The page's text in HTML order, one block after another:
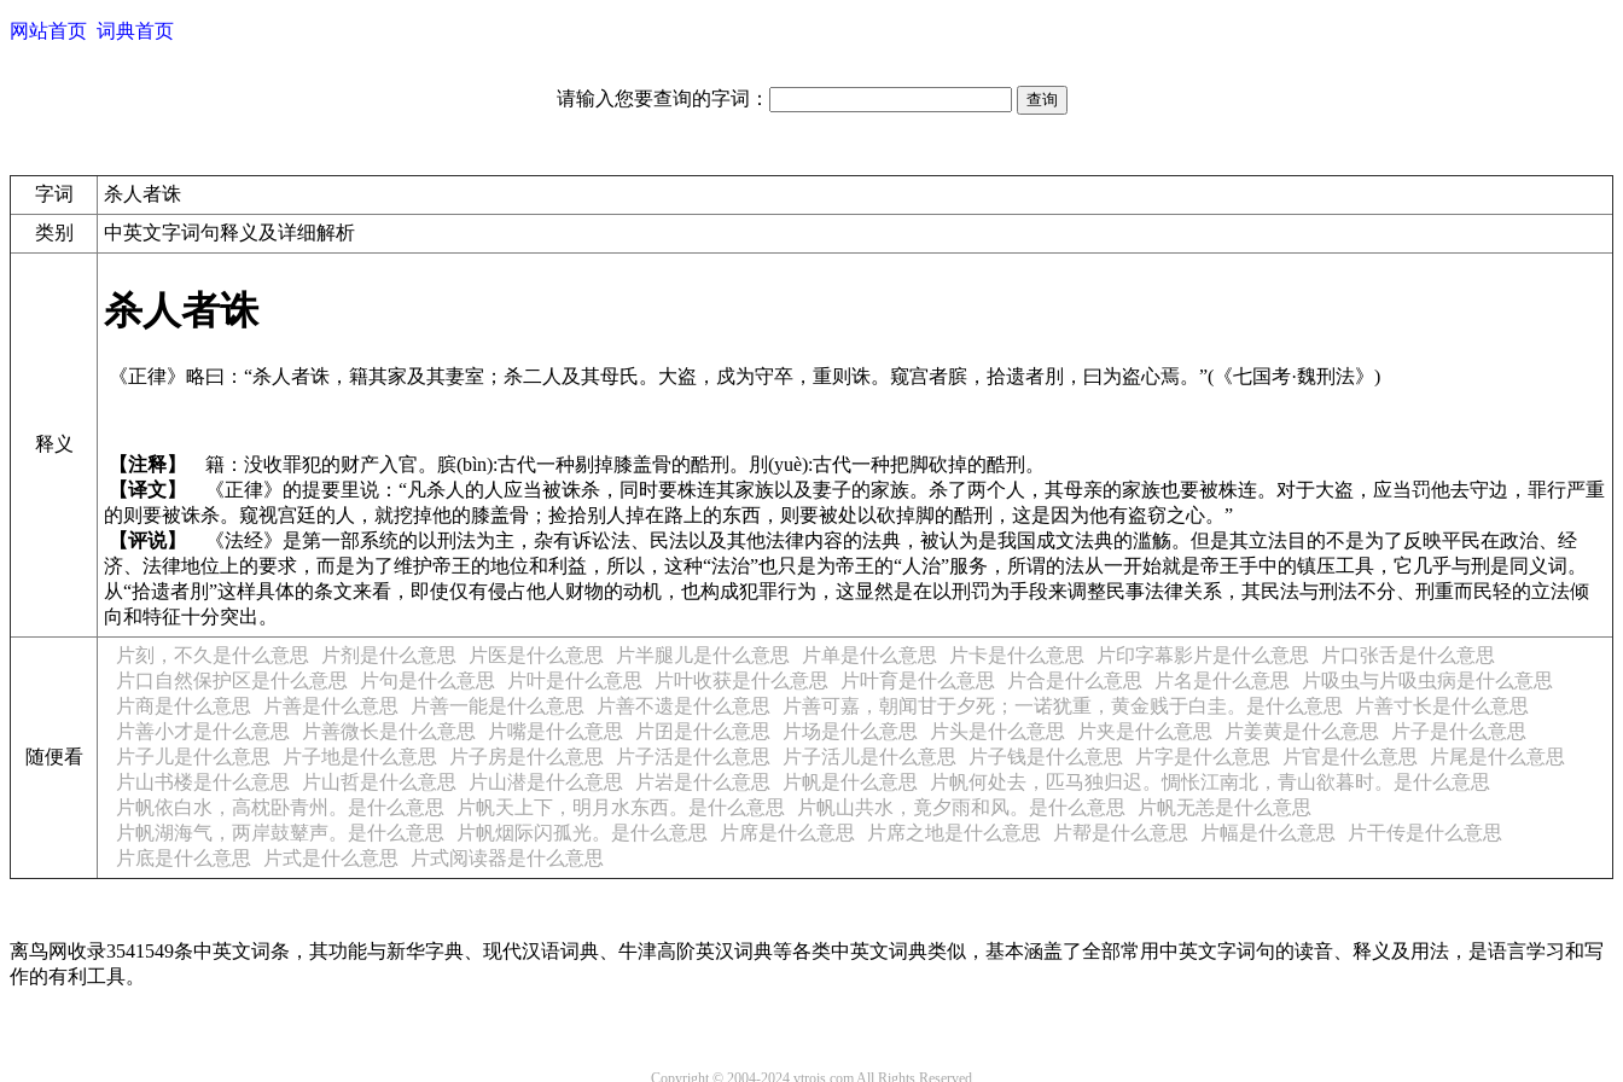
网站首页 词典首页
请输入您要查询的字词：
字词
杀人者诛
类别
中英文字词句释义及详细解析
释义
杀人者诛
《正律》略曰：“杀人者诛，籍其家及其妻室；杀二人及其母氏。大盗，戍为守卒，重则诛。窥宫者膑，拾遗者刖，曰为盗心焉。”(《七国考·魏刑法》)
【注释】
籍：没收罪犯的财产入官。膑(bìn):古代一种剔掉膝盖骨的酷刑。刖(yuè):古代一种把脚砍掉的酷刑。
【译文】
《正律》的提要里说：“凡杀人的人应当被诛杀，同时要株连其家族以及妻子的家族。杀了两个人，其母亲的家族也要被株连。对于大盗，应当罚他去守边，罪行严重
的则要被诛杀。窥视宫廷的人，就挖掉他的膝盖骨；捡拾别人掉在路上的东西，则要被处以砍掉脚的酷刑，这是因为他有盗窃之心。”
【评说】
《法经》是第一部系统的以刑法为主，杂有诉讼法、民法以及其他法律内容的法典，被认为是我国成文法典的滥觞。但是其立法目的不是为了反映平民在政治、经
济、法律地位上的要求，而是为了维护帝王的地位和利益，所以，这种“法治”也只是为帝王的“人治”服务，所谓的法从一开始就是帝王手中的镇压工具，它几乎与刑是同义词。
从“拾遗者刖”这样具体的条文来看，即使仅有侵占他人财物的动机，也构成犯罪行为，这显然是在以刑罚为手段来调整民事法律关系，其民法与刑法不分、刑重而民轻的立法倾
向和特征十分突出。
随便看
片刻，不久是什么意思 片剂是什么意思 片医是什么意思 片半腿儿是什么意思 片单是什么意思 片卡是什么意思 片印字幕影片是什么意思
片口张舌是什么意思
片口自然保护区是什么意思
片句是什么意思 片叶是什么意思 片叶收获是什么意思 片叶育是什么意思 片合是什么意思 片名是什么意思
片吸虫与片吸虫病是什么意思
片商是什么意思
片善是什么意思 片善一能是什么意思 片善不遗是什么意思 片善可嘉，朝闻甘于夕死；一诺犹重，黄金贱于白圭。是什么意思
片善寸长是什么意思
片善小才是什么意思
片善微长是什么意思 片嘴是什么意思 片囝是什么意思 片场是什么意思 片头是什么意思 片夹是什么意思 片姜黄是什么意思
片子是什么意思
片子儿是什么意思
片子地是什么意思 片子房是什么意思 片子活是什么意思 片子活儿是什么意思 片子钱是什么意思 片字是什么意思 片官是什么意思
片尾是什么意思
片山书楼是什么意思
片山哲是什么意思 片山潜是什么意思 片岩是什么意思 片帆是什么意思
片帆何处去，匹马独归迟。惆怅江南北，青山欲暮时。是什么意思
片帆依白水，高枕卧青州。是什么意思
片帆天上下，明月水东西。是什么意思 片帆山共水，竟夕雨和风。是什么意思
片帆无恙是什么意思
片帆湖海气，两岸鼓鼙声。是什么意思
片帆烟际闪孤光。是什么意思 片席是什么意思 片席之地是什么意思 片帮是什么意思 片幅是什么意思
片干传是什么意思
片底是什么意思
片式是什么意思 片式阅读器是什么意思
离鸟网收录3541549条中英文词条，其功能与新华字典、现代汉语词典、牛津高阶英汉词典等各类中英文词典类似，基本涵盖了全部常用中英文字词句的读音、释义及用法，是语言学习和写
作的有利工具。
Copyright © 2004-2024 vtrois.com All Rights Reserved